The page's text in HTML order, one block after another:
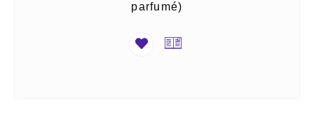
parfumé)